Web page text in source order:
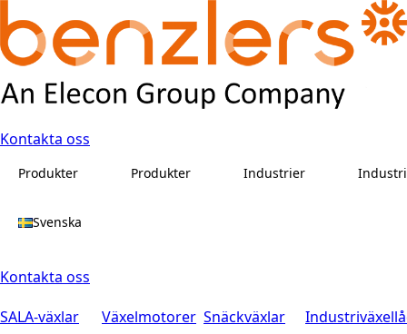
Kontakta oss
Produkter Produkter Industrier
Svenska
Kontakta oss
SALA-växlar
Växelmotorer Snäckväxlar